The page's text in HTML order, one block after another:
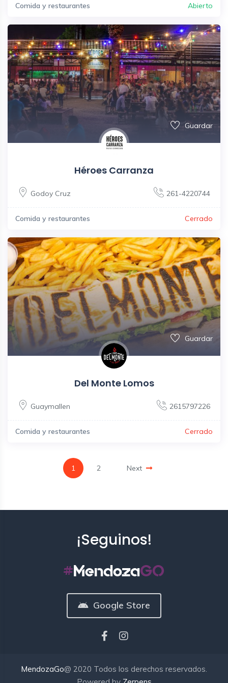
Comida y restaurantes Abierto
Guardar
Héroes Carranza
Godoy Cruz 261-4220744
Comida y restaurantes Cerrado
Guardar
Del Monte Lomos
Guaymallen 2615797226
Comida y restaurantes Cerrado
1 2 Next
¡Seguinos!
Google Store
MendozaGo@ 2020 Todos los derechos reservados.